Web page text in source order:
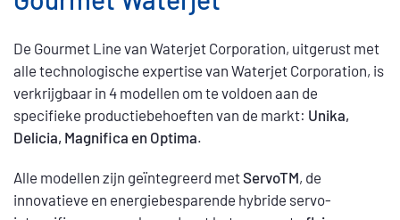
beschikbaar en spares
De Gourmet Line van Waterjet Corporation, uitgerust met
alle technologische expertise van Waterjet Corporation, is
verkrijgbaar in 4 modellen om te voldoen aan de
specifieke productiebehoeften van de markt: Unika,
Delicia, Magnifica en Optima.
Alle modellen zijn geïntegreerd metServoTM, de
innovatieve en energiebesparende hybride servo-